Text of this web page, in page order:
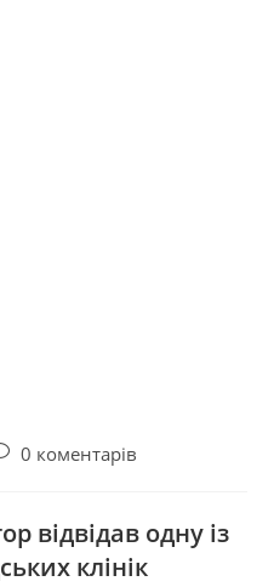
0 коментарів
відвідав одну із
клінік